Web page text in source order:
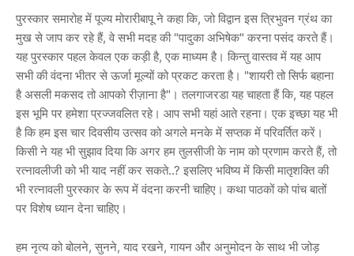
पुरस्कार समारोह में पूज्य मोरारीबापू ने कहा कि, जो विद्वान इस त्रिभुवन ग्रंथ का
मुख से जाप कर रहे हैं, वे सभी मदह की "पादुका अभिषेक" करना पसंद करते हैं।
यह पुरस्कार पहल केवल एक कड़ी है, एक माध्यम है। किन्तु वास्तव में यह आप
सभी की वंदना भीतर से ऊर्जा मूल्यों को प्रकट करता है। "शायरी तो सिर्फ बहाना
है असली मकसद तो आपको रीज़ाना है"। तलगाजरडा यह चाहता हैं कि, यह पहल
इस भूमि पर हमेशा प्रज्जवलित रहे। आप सभी यहां आते रहना। एक इच्छा यह भी
है कि हम इस चार दिवसीय उत्सव को अगले मनके में सप्तक में परिवर्तित करें।
किसी ने यह भी सुझाव दिया कि अगर हम तुलसीजी के नाम को प्रणाम करते हैं, तो
रत्नावलीजी को भी याद नहीं कर सकते..? इसलिए भविष्य में किसी मातृशक्ति की
भी रत्नावली पुरस्कार के रूप में वंदना करनी चाहिए। कथा पाठकों को पांच बातों
पर विशेष ध्यान देना चाहिए।
हम नृत्य को बोलने, सुनने, याद रखने, गायन और अनुमोदन के साथ भी जोड़